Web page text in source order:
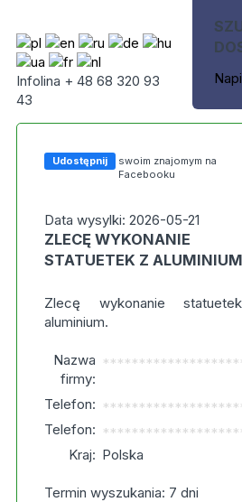
Infolina + 48 68 320 93
43
Udostępnij
swoim znajomym na
Facebooku
Data wysylki: 2026-05-21
ZLECĘ WYKONANIE
STATUETEK Z ALUMINIUM
Zlecę wykonanie
aluminium.
Nazwa
firmy:
Telefon:
Telefon:
Kraj: Polska
Termin wyszukania: 7 dni